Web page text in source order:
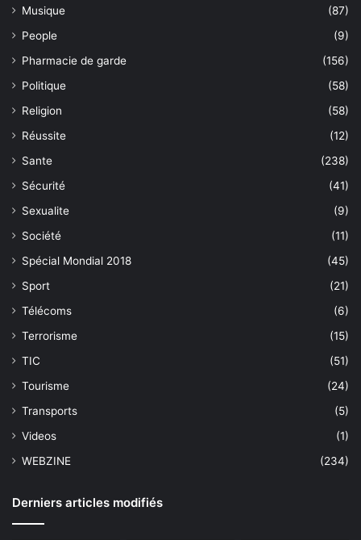
Musique
(87)
People
(9)
Pharmacie de garde
(156)
Politique
(58)
Religion
(58)
Réussite
(12)
Sante
(238)
Sécurité
(41)
Sexualite
(9)
Société
(11)
Spécial Mondial 2018
(45)
Sport
(21)
Télécoms
(6)
Terrorisme
(15)
TIC
(51)
Tourisme
(24)
Transports
(5)
Videos
(1)
WEBZINE
(234)
Derniers articles modifiés